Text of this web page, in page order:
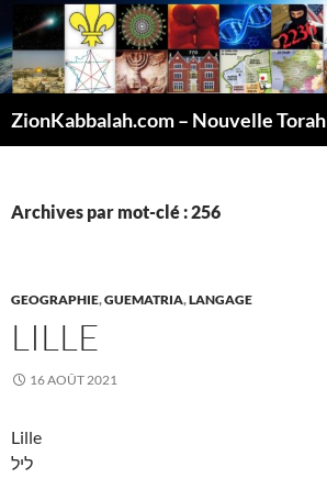
ZionKabbalah.com – Nouvelle Torah
Archives par mot-clé : 256
GEOGRAPHIE,GUEMATRIA,LANGAGE
LILLE
16 AOÛT 2021
Lille
ליל